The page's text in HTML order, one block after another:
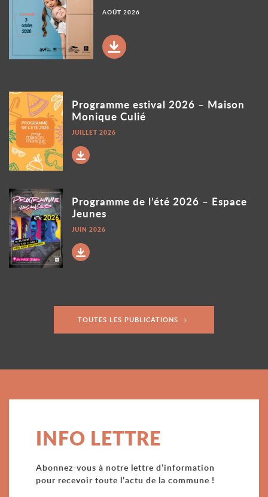
TOUTES LES PUBLICATIONS
AOÛT 2026
TÉLÉCHARGER
Programme estival 2026 – Maison
Monique Culié
JUILLET 2026
Télécharger
Voir le document
Programme de l’été 2026 – Espace
Jeunes
JUIN 2026
Télécharger
Voir le document
INFO LETTRE
Abonnez-vous à notre lettre d’information
pour recevoir toute l’actu de la commune !